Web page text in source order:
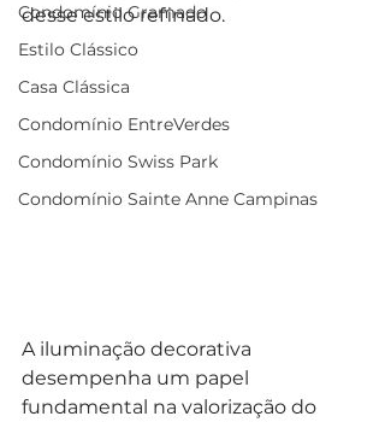
Condomínio Gramado
Estilo Clássico
Casa Clássica
Condomínio EntreVerdes
Condomínio Swiss Park
Condomínio Sainte Anne Campinas
desse estilo refinado.
A iluminação decorativa
desempenha um papel
fundamental na valorização do